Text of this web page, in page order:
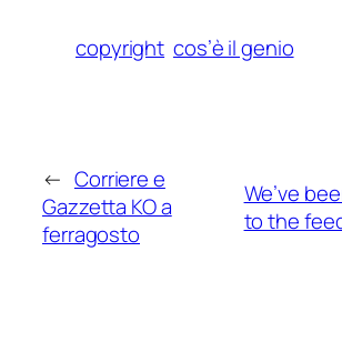
copyright cos’è il genio
← Corriere e
Gazzetta KO a
ferragosto
We’ve
to the